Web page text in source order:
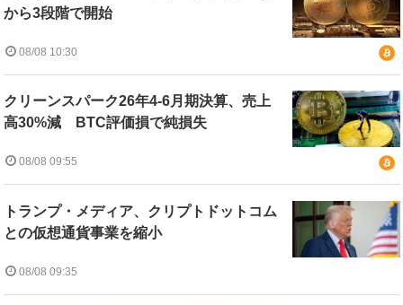
から3段階で開始
08/08 10:30
クリーンスパーク26年4-6月期決算、売上
高30%減 BTC評価損で純損失
08/08 09:55
トランプ・メディア、クリプトドットコム
との仮想通貨事業を縮小
08/08 09:35